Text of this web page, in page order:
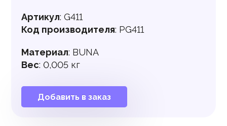
Артикул: G411
Код производителя: PG411
Материал: BUNA
Вес: 0,005 кг
Добавить в заказ